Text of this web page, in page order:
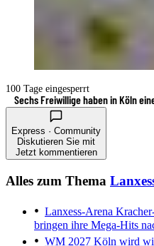
100 Tage eingesperrt
Sechs Freiwillige haben in Köln
Express · Community
Diskutieren Sie mit
Jetzt kommentieren
Alles zum Thema
Lanxess-Arena
bringen ihre Mega-Hits
WM 2027 Köln wird